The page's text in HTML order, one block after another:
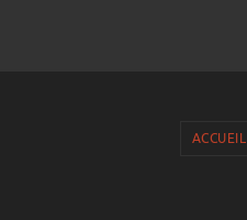
ACCUEIL